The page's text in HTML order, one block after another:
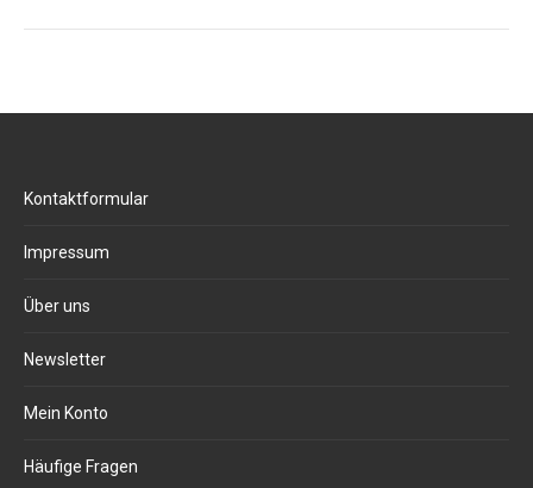
Kontaktformular
Impressum
Über uns
Newsletter
Mein Konto
Häufige Fragen